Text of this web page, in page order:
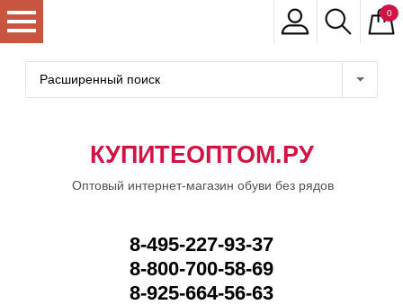
0
Расширенный поиск
КУПИТЕОПТОМ.РУ
Оптовый интернет-магазин обуви без рядов
8-495-227-93-37
8-800-700-58-69
8-925-664-56-63